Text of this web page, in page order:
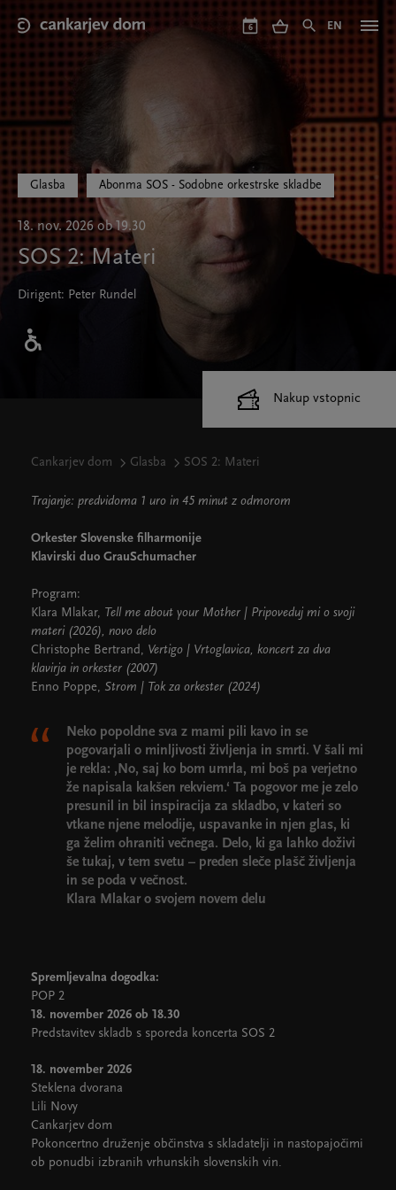
main
content
6 EN
Glasba Abonma SOS - Sodobne orkestrske skladbe
18. nov. 2026 ob 19.30
SOS 2: Materi
Dirigent: Peter Rundel
Cankarjev dom Glasba SOS 2: Materi
Trajanje: predvidoma 1 uro in 45 minut z odmorom
Orkester Slovenske filharmonije
Klavirski duo GrauSchumacher
Program:
Klara Mlakar, Tell me about your Mother | Pripoveduj mi o svoji
materi (2026), novo delo
Christophe Bertrand, Vertigo | Vrtoglavica, koncert za dva
klavirja in orkester (2007)
Enno Poppe, Strom | Tok za orkester (2024)
Neko popoldne sva z mami pili kavo in se
pogovarjali o minljivosti življenja in smrti. V šali mi
je rekla: ‚No, saj ko bom umrla, mi boš pa verjetno
že napisala kakšen rekviem.‘ Ta pogovor me je zelo
presunil in bil inspiracija za skladbo, v kateri so
vtkane njene melodije, uspavanke in njen glas, ki
ga želim ohraniti večnega. Delo, ki ga lahko doživi
še tukaj, v tem svetu – preden sleče plašč življenja
in se poda v večnost.
Klara Mlakar o svojem novem delu
Spremljevalna dogodka:
POP 2
18. november 2026 ob 18.30
Predstavitev skladb s sporeda koncerta SOS 2
18. november 2026
Steklena dvorana
Lili Novy
Cankarjev dom
Pokoncertno druženje občinstva s skladatelji in nastopajočimi
ob ponudbi izbranih vrhunskih slovenskih vin.
Nakup vstopnic